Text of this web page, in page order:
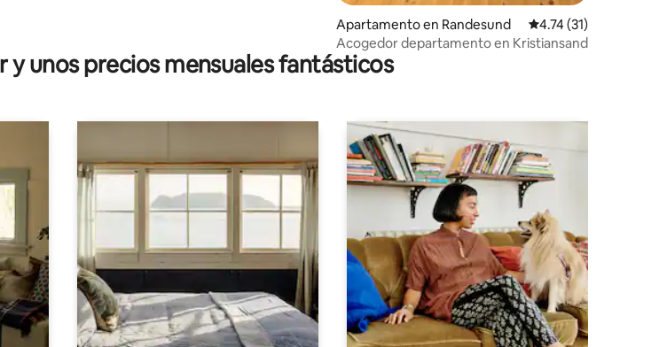
Apartamento en Randesund Calificación
4.74 (31)
Acogedor departamento en Kristiansand
y unos precios mensuales fantásticos